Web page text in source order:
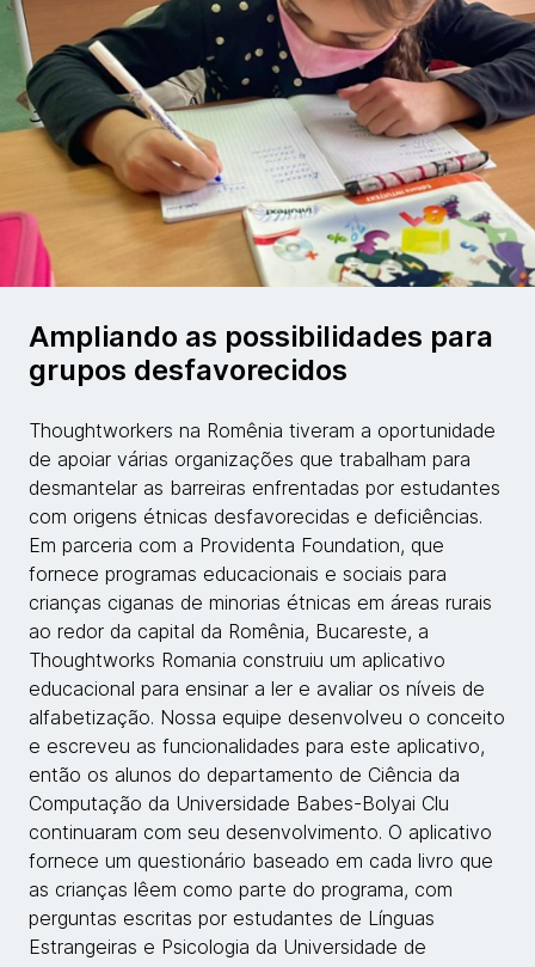
Ampliando as possibilidades para
grupos desfavorecidos
Thoughtworkers na Romênia tiveram a oportunidade
de apoiar várias organizações que trabalham para
desmantelar as barreiras enfrentadas por estudantes
com origens étnicas desfavorecidas e deficiências.
Em parceria com a Providenta Foundation, que
fornece programas educacionais e sociais para
crianças ciganas de minorias étnicas em áreas rurais
ao redor da capital da Romênia, Bucareste, a
Thoughtworks Romania construiu um aplicativo
educacional para ensinar a ler e avaliar os níveis de
alfabetização. Nossa equipe desenvolveu o conceito
e escreveu as funcionalidades para este aplicativo,
então os alunos do departamento de Ciência da
Computação da Universidade Babes-Bolyai Clu
continuaram com seu desenvolvimento. O aplicativo
fornece um questionário baseado em cada livro que
as crianças lêem como parte do programa, com
perguntas escritas por estudantes de Línguas
Estrangeiras e Psicologia da Universidade de